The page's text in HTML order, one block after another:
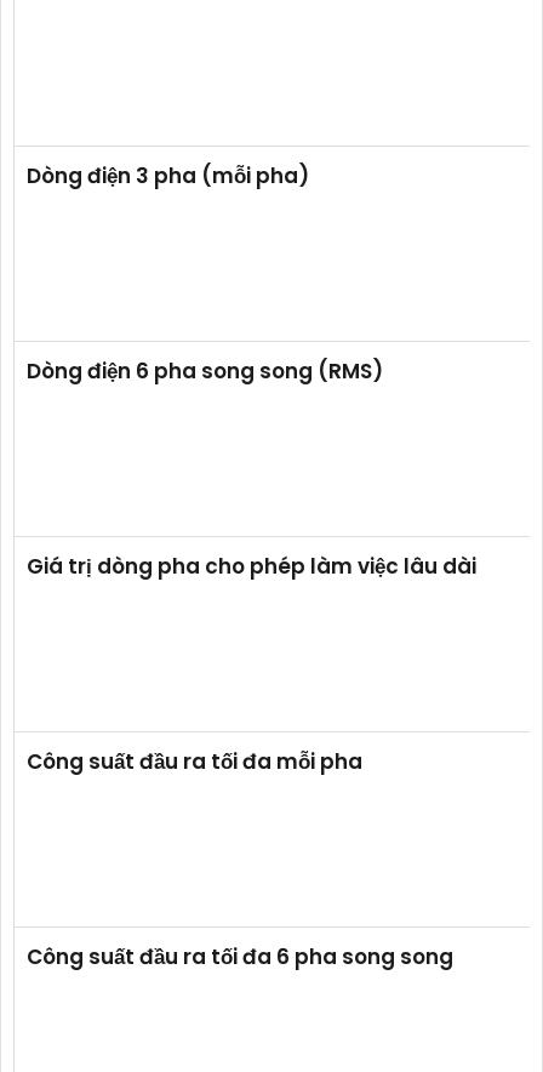
Dòng điện 3 pha (mỗi pha)
Dòng điện 6 pha song song (RMS)
Giá trị dòng pha cho phép làm việc lâu dài
Công suất đầu ra tối đa mỗi pha
Công suất đầu ra tối đa 6 pha song song